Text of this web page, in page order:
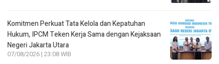
Komitmen Perkuat Tata Kelola dan Kepatuhan
Hukum, IPCM Teken Kerja Sama dengan Kejaksaan
Negeri Jakarta Utara
07/08/2026 | 23:08 WIB